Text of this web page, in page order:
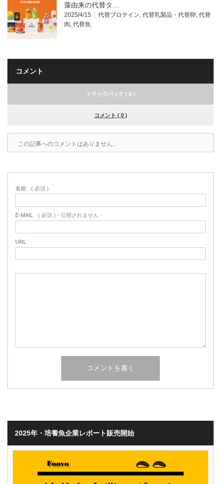
藻由来の代替タ…
2025/4/15 代替プロテイン 代替乳製品・代替卵 代替
肉 代替魚
コメント
トラックバック ( 0 )
コメント ( 0 )
この記事へのコメントはありません。
名前 ( 必須 )
E-MAIL ( 必須 ) - 公開されません -
URL
2025年・培養魚企業レポート販売開始